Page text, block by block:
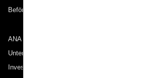
Beförderungsbedingungen
ANA Group
Unternehmen der ANA Group
Investor Relations